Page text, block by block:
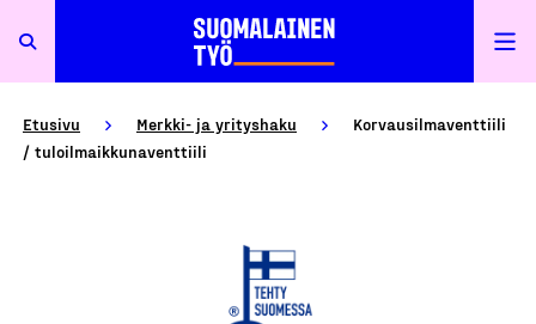
Etusivu Merkki- ja yrityshaku
Korvausilmaventtiili
/ tuloilmaikkunaventtiili